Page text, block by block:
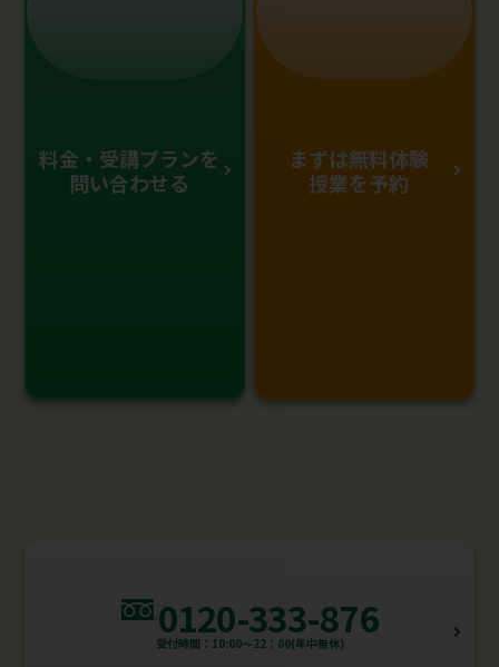
料金・受講プランを
問い合わせる
まずは無料体験
授業を予約
0120-333-876
受付時間：10:00～22：00(年中無休)